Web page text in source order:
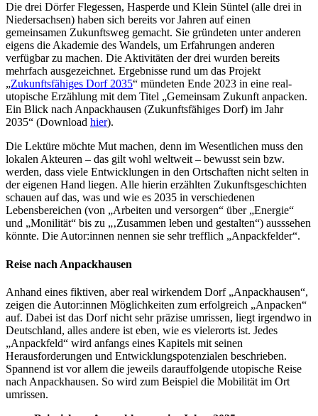
Die drei Dörfer Flegessen, Hasperde und Klein Süntel (alle drei in
Niedersachsen) haben sich bereits vor Jahren auf einen
gemeinsamen Zukunftsweg gemacht. Sie gründeten unter anderen
eigens die Akademie des Wandels, um Erfahrungen anderen
verfügbar zu machen. Die Aktivitäten der drei wurden bereits
mehrfach ausgezeichnet. Ergebnisse rund um das Projekt
„Zukunftsfähiges Dorf 2035“ mündeten Ende 2023 in eine real-
utopische Erzählung mit dem Titel „Gemeinsam Zukunft anpacken.
Ein Blick nach Anpackhausen (Zukunftsfähiges Dorf) im Jahr
2035“ (Download hier).
Die Lektüre möchte Mut machen, denn im Wesentlichen muss den
lokalen Akteuren – das gilt wohl weltweit – bewusst sein bzw.
werden, dass viele Entwicklungen in den Ortschaften nicht selten in
der eigenen Hand liegen. Alle hierin erzählten Zukunftsgeschichten
schauen auf das, was und wie es 2035 in verschiedenen
Lebensbereichen (von „Arbeiten und versorgen“ über „Energie“
und „Monilität“ bis zu „‚Zusammen leben und gestalten“) ausssehen
könnte. Die Autor:innen nennen sie sehr trefflich „Anpackfelder“.
Reise nach Anpackhausen
Anhand eines fiktiven, aber real wirkendem Dorf „Anpackhausen“,
zeigen die Autor:innen Möglichkeiten zum erfolgreich „Anpacken“
auf. Dabei ist das Dorf nicht sehr präzise umrissen, liegt irgendwo in
Deutschland, alles andere ist eben, wie es vielerorts ist. Jedes
„Anpackfeld“ wird anfangs eines Kapitels mit seinen
Herausforderungen und Entwicklungspotenzialen beschrieben.
Spannend ist vor allem die jeweils darauffolgende utopische Reise
nach Anpackhausen. So wird zum Beispiel die Mobilität im Ort
umrissen.